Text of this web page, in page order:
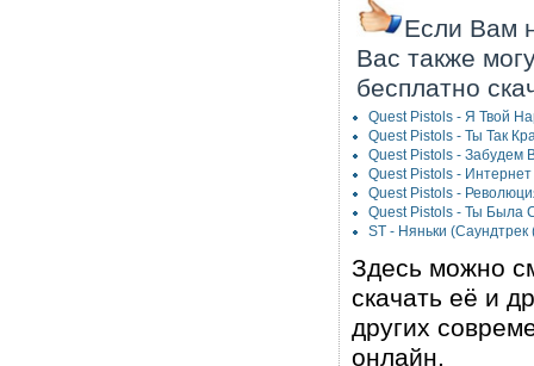
Если Вам
Вас также
бесплатно
Quest Pistols - Я Твой
Quest Pistols - Ты Так
Quest Pistols - Забудем
Quest Pistols -
Quest Pistols -
Quest Pistols - Ты Была
ST - Няньки
Здесь можно
скачать её и
других
онлайн.